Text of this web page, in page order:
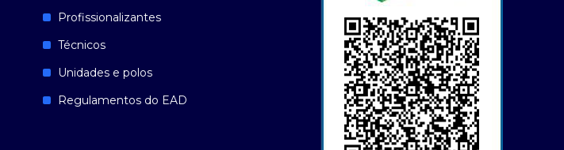
Profissionalizantes
Técnicos
Unidades e polos
Regulamentos do EAD